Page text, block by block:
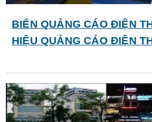
BIỂN QUẢNG CÁO ĐIỆN
HIỆU QUẢNG CÁO ĐIỆN